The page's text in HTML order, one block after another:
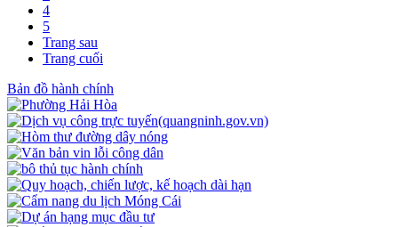
4
5
Trang sau
Trang cuối
Bản đồ hành chính